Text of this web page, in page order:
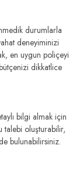
durumlarla
deneyiminizi
en uygun poliçeyi
dikkatlice
bilgi almak için
talebi oluşturabilir,
bulunabilirsiniz.